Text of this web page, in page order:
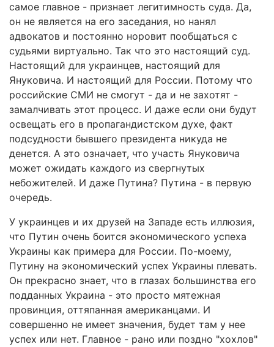
самое главное - признает легитимность суда. Да,
он не является на его заседания, но нанял
адвокатов и постоянно норовит пообщаться с
судьями виртуально. Так что это настоящий суд.
Настоящий для украинцев, настоящий для
Януковича. И настоящий для России. Потому что
российские СМИ не смогут - да и не захотят -
замалчивать этот процесс. И даже если они будут
освещать его в пропагандистском духе, факт
подсудности бывшего президента никуда не
денется. А это означает, что участь Януковича
может ожидать каждого из свергнутых
небожителей. И даже Путина? Путина - в первую
очередь.
У украинцев и их друзей на Западе есть иллюзия,
что Путин очень боится экономического успеха
Украины как примера для России. По-моему,
Путину на экономический успех Украины плевать.
Он прекрасно знает, что в глазах большинства его
подданных Украина - это просто мятежная
провинция, оттяпанная американцами. И
совершенно не имеет значения, будет там у нее
успех или нет. Главное - рано или поздно "хохлов"